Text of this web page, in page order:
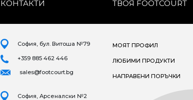
КОНТАКТИ ТВОЯ FOOTCOURT
София, бул. Витоша №79
+359 885 462 446
sales@footcourt.bg
София, Арсеналски №2
МОЯТ ПРОФИЛ
ЛЮБИМИ ПРОДУКТИ
НАПРАВЕНИ ПОРЪЧКИ